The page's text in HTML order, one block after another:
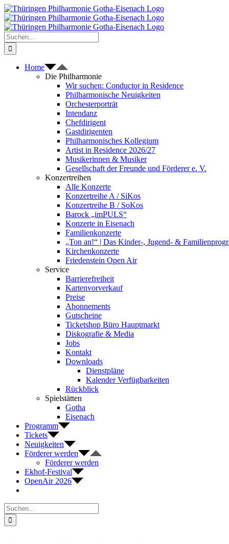
Zum
Inhalt
springen
Suche
nach:
Home
Die Philharmonie
Wir suchen: Conductor in Residence
Philharmonische Neuigkeiten
Orchesterporträt
Intendanz
Chefdirigent
Gastdirigenten
Philharmonisches Kollegium
Artist in Residence 2026/27
Musikerinnen & Musiker
Gesellschaft der Freunde und Förderer e. V.
Konzertreihen
Alle Konzerte
Konzertreihe A / SiKos
Konzertreihe B / SoKos
Barock „imPULS“
Konzerte in Eisenach
Familienkonzerte
„Ton an!“ | Das Kinder-, Jugend- &
Kirchenkonzerte
Friedenstein Open Air
Service
Barrierefreiheit
Kartenvorverkauf
Preise
Abonnements
Gutscheine
Ticketshop Büro Hauptmarkt
Diskografie & Media
Jobs
Kontakt
Downloads
Dienstpläne
Kalender Verfügbarkeiten
Rückblick
Spielstätten
Gotha
Eisenach
Programm
Tickets
Neuigkeiten
Förderer werden
Förderer werden
Ekhof-Festival
OpenAir 2026
Suche
nach: